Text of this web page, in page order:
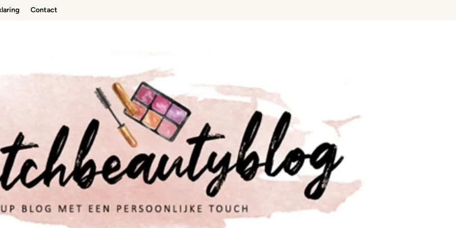
Contact